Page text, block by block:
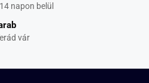
napon belül
vár